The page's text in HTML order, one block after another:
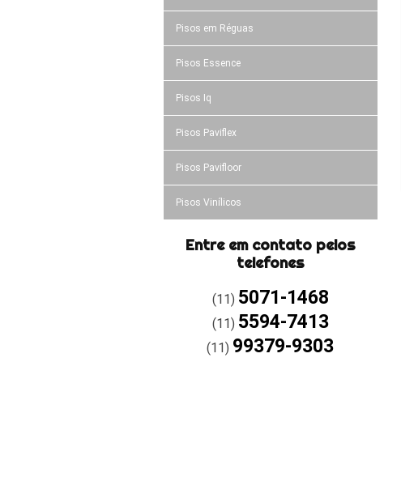
Pisos em Réguas
Pisos Essence
Pisos Iq
Pisos Paviflex
Pisos Pavifloor
Pisos Vinílicos
Entre em contato pelos
telefones
(11) 5071-1468
(11) 5594-7413
(11) 99379-9303